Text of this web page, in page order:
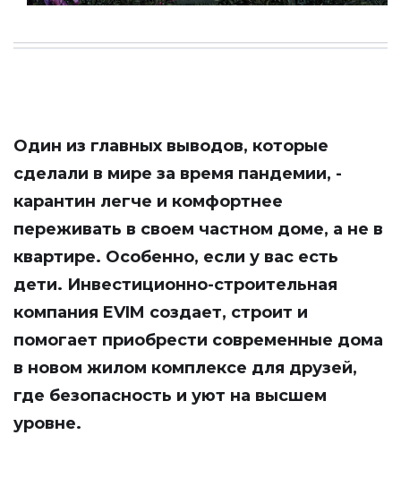
Один из главных выводов, которые
сделали в мире за время пандемии, -
карантин легче и комфортнее
переживать в своем частном доме, а не в
квартире. Особенно, если у вас есть
дети. Инвестиционно-строительная
компания EVIM создает, строит и
помогает приобрести современные дома
в новом жилом комплексе для друзей,
где безопасность и уют на высшем
уровне.